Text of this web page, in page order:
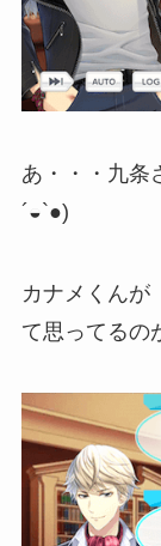
あ・・・九条
´◒`●)
カナメくんが
て思ってるの